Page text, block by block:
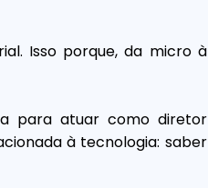
Isso porque, da micro à
para atuar como diretor
à tecnologia: saber